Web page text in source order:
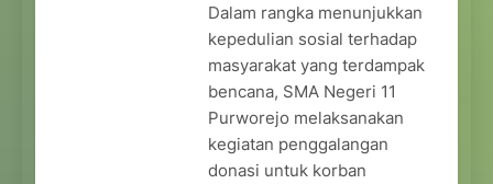
Dalam rangka menunjukkan
kepedulian sosial terhadap
masyarakat yang terdampak
bencana, SMA Negeri 11
Purworejo melaksanakan
kegiatan penggalangan
donasi untuk korban